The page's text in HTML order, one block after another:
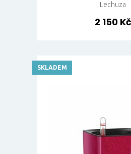
Lechuza
2 150 Kč
SKLADEM